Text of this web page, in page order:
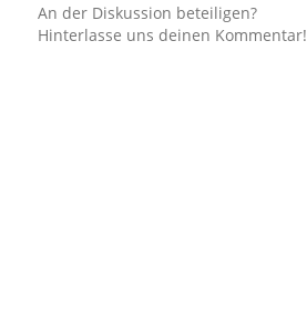
An der Diskussion beteiligen?
Hinterlasse uns deinen Kommentar!